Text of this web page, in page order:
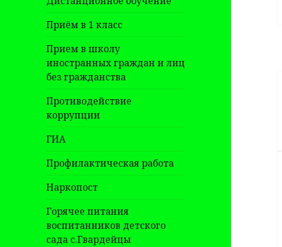
Приём в 1 класс
Прием в школу
иностранных граждан и лиц
без гражданства
Противодействие
коррупции
ГИА
Профилактическая работа
Наркопост
Горячее питания
воспитанников детского
сада с.Гвардейцы